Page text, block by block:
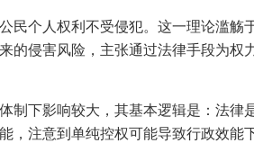
民个人权利不受侵犯。这一理论滥觞
的侵害风险，主张通过法律手段为权
制下影响较大，其基本逻辑是：法律
，注意到单纯控权可能导致行政效能